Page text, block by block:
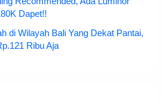
Dapet!!
di Wilayah Bali Yang Dekat Pantai,
Ribu Aja